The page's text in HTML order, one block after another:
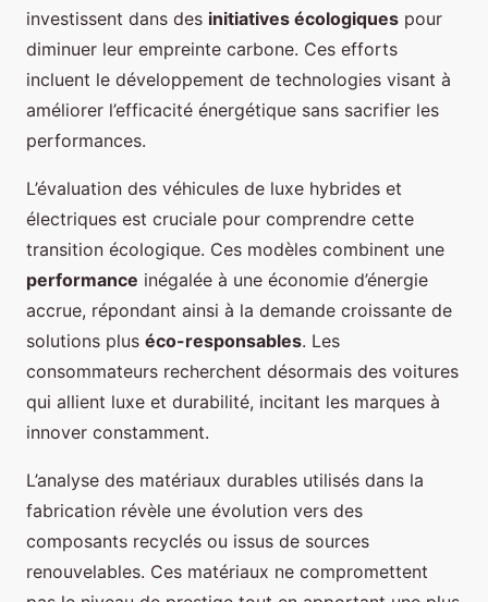
investissent dans des initiatives écologiques pour
diminuer leur empreinte carbone. Ces efforts
incluent le développement de technologies visant à
améliorer l’efficacité énergétique sans sacrifier les
performances.
L’évaluation des véhicules de luxe hybrides et
électriques est cruciale pour comprendre cette
transition écologique. Ces modèles combinent une
performance inégalée à une économie d’énergie
accrue, répondant ainsi à la demande croissante de
solutions plus éco-responsables. Les
consommateurs recherchent désormais des voitures
qui allient luxe et durabilité, incitant les marques à
innover constamment.
L’analyse des matériaux durables utilisés dans la
fabrication révèle une évolution vers des
composants recyclés ou issus de sources
renouvelables. Ces matériaux ne compromettent